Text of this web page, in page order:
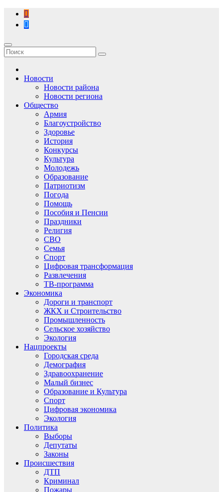
Перейти
содержимому
Новости
Новости района
Новости региона
Общество
Армия
Благоустройство
Здоровье
История
Конкурсы
Культура
Молодежь
Образование
Патриотизм
Погода
Помощь
Пособия и Пенсии
Праздники
Религия
СВО
Семья
Спорт
Цифровая трансформация
Развлечения
ТВ-программа
Экономика
Дороги и транспорт
ЖКХ и Строительство
Промышленность
Сельское хозяйство
Экология
Нацпроекты
Городская среда
Демография
Здравоохранение
Малый бизнес
Образование и Культура
Спорт
Цифровая экономика
Экология
Политика
Выборы
Депутаты
Законы
Происшествия
ДТП
Криминал
Пожары